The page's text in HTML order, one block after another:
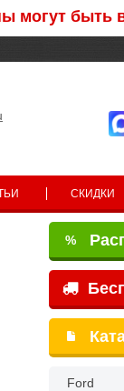
быть
СКИДКИ
%
Ford